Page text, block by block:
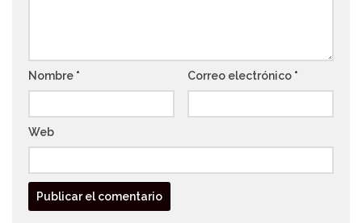
Nombre * Correo electrónico *
Web